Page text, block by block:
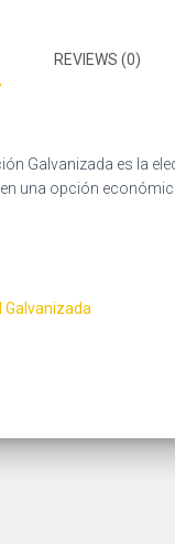
REVIEWS (0)
Galvanizada es la
en una opción
Galvanizada